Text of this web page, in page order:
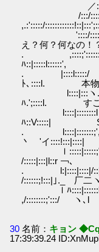
／
/:::/:::::ｌ
,.:':::::/
'::::/
え？何？何なの！
. ,::::;':::::::;:-
ﾊ::|:::::l::::::',
. |::::l:::::/ ﾊ
ﾄ､::::l. 本物
l::::|:::ヽ. ,ｲ
ﾊ.';::::l. すごい
l::::|::::::::l
ﾊ::V:::::| SOS
.
丶 'イ::::!:::|::::|
ｌ
/:::::|:::|l::r ￢､
. l:|::::|::::|/
/::::::;!:::|｣._ 厂二
ｌﾊ::::|::::::l::
,/::::::::;':::/ ヽ､l
30 名前： キョン
17:39:39.24